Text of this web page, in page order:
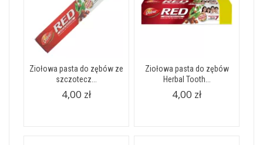
Ziołowa pasta do zębów ze
szczotecz...
4,00 zł
Ziołowa pasta do zębów
Herbal Tooth...
4,00 zł